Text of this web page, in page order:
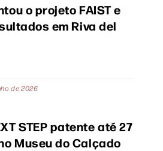
o projeto FAIST e
em Riva del
de 2026
STEP patente até 27
Museu do Calçado